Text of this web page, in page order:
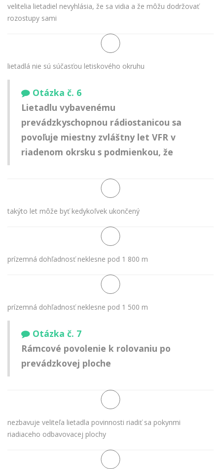
velitelia lietadiel nevyhlásia, že sa vidia a že môžu dodržovať
rozostupy sami
lietadlá nie sú súčasťou letiskového okruhu
Otázka č. 6
Lietadlu vybavenému
prevádzkyschopnou rádiostanicou sa
povoľuje miestny zvláštny let VFR v
riadenom okrsku s podmienkou, že
takýto let môže byť kedykoľvek ukončený
prízemná dohľadnosť neklesne pod 1 800 m
prízemná dohľadnosť neklesne pod 1 500 m
Otázka č. 7
Rámcové povolenie k rolovaniu po
prevádzkovej ploche
nezbavuje veliteľa lietadla povinnosti riadiť sa pokynmi
riadiaceho odbavovacej plochy